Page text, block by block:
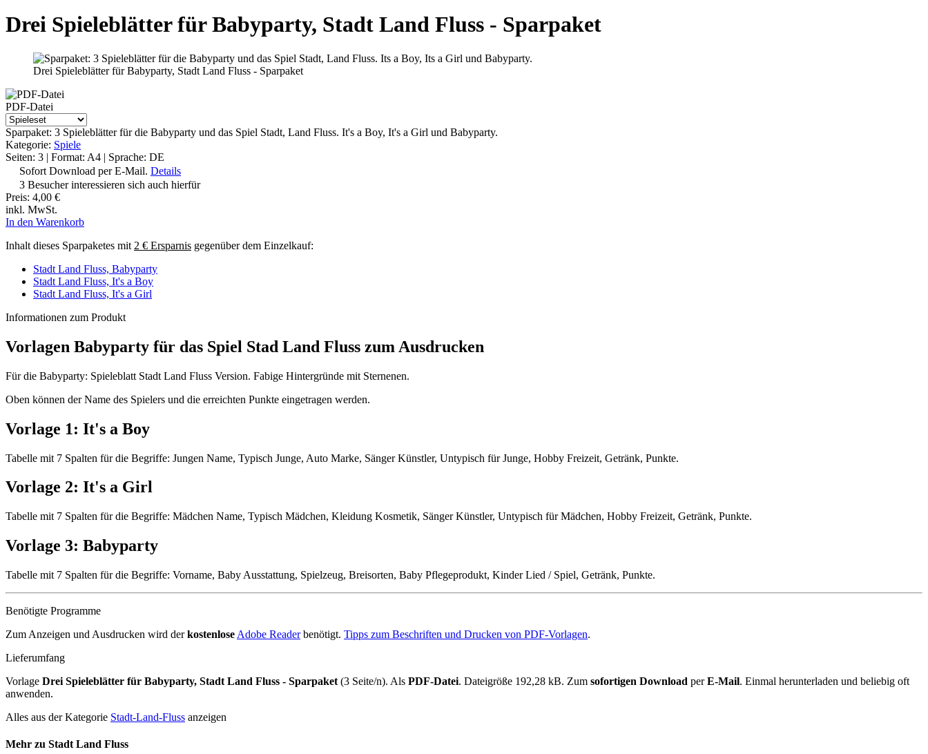
Drei Spieleblätter für Babyparty, Stadt Land Fluss - Sparpaket
Drei Spieleblätter für Babyparty, Stadt Land Fluss - Sparpaket
PDF-Datei
Sparpaket: 3 Spieleblätter für die Babyparty und das Spiel Stadt, Land Fluss. It's a Boy, It's a Girl und Babyparty.
Kategorie: Spiele
Seiten: 3 | Format: A4 | Sprache: DE
Sofort Download per E-Mail. Details
3 Besucher interessieren sich auch hierfür
Preis: 4,00 €
inkl. MwSt.
In den Warenkorb
Inhalt dieses Sparpaketes mit 2 € Ersparnis gegenüber dem Einzelkauf:
Stadt Land Fluss, Babyparty
Stadt Land Fluss, It's a Boy
Stadt Land Fluss, It's a Girl
Informationen zum Produkt
Vorlagen Babyparty für das Spiel Stad Land Fluss zum Ausdrucken
Für die Babyparty: Spieleblatt Stadt Land Fluss Version. Fabige Hintergründe mit Sternenen.
Oben können der Name des Spielers und die erreichten Punkte eingetragen werden.
Vorlage 1: It's a Boy
Tabelle mit 7 Spalten für die Begriffe: Jungen Name, Typisch Junge, Auto Marke, Sänger Künstler, Untypisch für Junge, Hobby Freizeit, Getränk, Punkte.
Vorlage 2: It's a Girl
Tabelle mit 7 Spalten für die Begriffe: Mädchen Name, Typisch Mädchen, Kleidung Kosmetik, Sänger Künstler, Untypisch für Mädchen, Hobby Freizeit, Getränk, Punkte.
Vorlage 3: Babyparty
Tabelle mit 7 Spalten für die Begriffe: Vorname, Baby Ausstattung, Spielzeug, Breisorten, Baby Pflegeprodukt, Kinder Lied / Spiel, Getränk, Punkte.
Benötigte Programme
Zum Anzeigen und Ausdrucken wird derkostenlose Adobe Readerbenötigt. Tipps zum Beschriften und Drucken von PDF-Vorlagen.
Lieferumfang
Vorlage Drei Spieleblätter für Babyparty, Stadt Land Fluss - Sparpaket (3 Seite/n). Als PDF-Datei. Dateigröße 192,28 kB. Zum sofortigen Download perE-Mail. Einmal herunterladen und beliebig oft
anwenden.
Alles aus der Kategorie Stadt-Land-Fluss anzeigen
Mehr zu Stadt Land Fluss